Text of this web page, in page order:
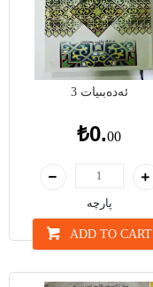
ئەدەبىيات 3
₺0.00
پارچە
ADD TO CART